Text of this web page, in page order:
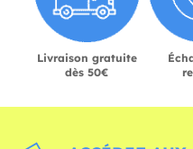
Livraison gratuite
dès 50€